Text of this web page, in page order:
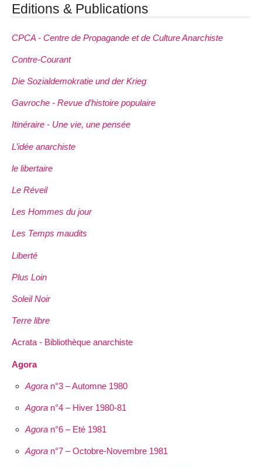
Editions & Publications
CPCA - Centre de Propagande et de Culture Anarchiste
Contre-Courant
Die Sozialdemokratie und der Krieg
Gavroche - Revue d’histoire populaire
Itinéraire - Une vie, une pensée
L’idée anarchiste
le libertaire
Le Réveil
Les Hommes du jour
Les Temps maudits
Liberté
Plus Loin
Soleil Noir
Terre libre
Acrata - Bibliothèque anarchiste
Agora
Agoran°3 – Automne 1980
Agoran°4 – Hiver 1980-81
Agoran°6 – Eté 1981
Agoran°7 – Octobre-Novembre 1981